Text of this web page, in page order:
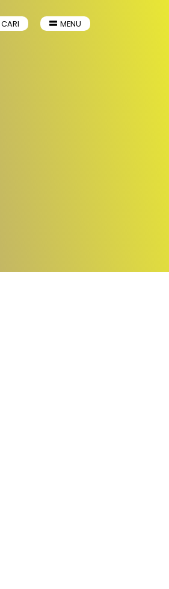
CARI MENU